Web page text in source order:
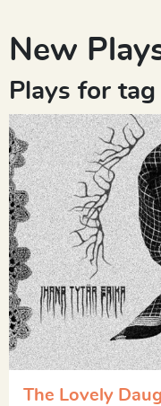
New
Plays for tag
The Lovely